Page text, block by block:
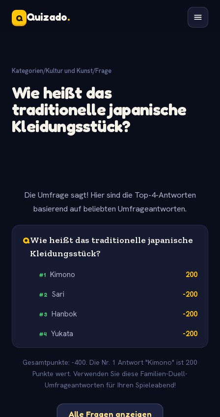
Q Quizado.
Kategorien/Kultur und Kunst/Frage
Wie heißt das
traditionelle japanische
Kleidungsstück?
Die Umfrage sagt! Hier sind die Top-4-Antworten
basierend auf beliebten Umfrageantworten.
QWie heißt das traditionelle japanische
Kleidungsstück?
#1 Kimono 200
#2 Sari -200
#3 Hanbok -200
#4 Yukata -200
Gesamtpunkte: -400. Die Nr. 1 Antwort "Kimono" ist 200
Punkte wert. Verwenden Sie diese Familien-Duell-
Umfrageantworten für Ihren Spieleabend!
Alle Fragen anzeigen